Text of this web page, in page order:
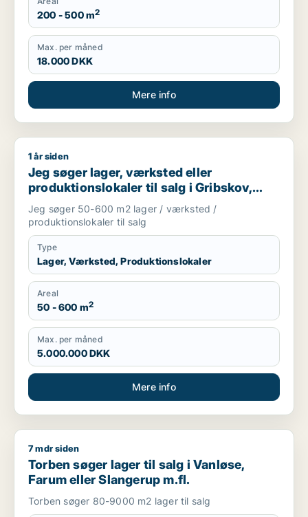
200 - 500 m2
Max. per måned
18.000 DKK
Mere info
Jeg søger lager, værksted eller produktionslokaler til salg i
1 år siden
Jeg søger lager, værksted eller
produktionslokaler til salg i Gribskov,
Hillerød eller Allerød m.fl.
Jeg søger 50-600 m2 lager / værksted /
produktionslokaler til salg
Type
Lager, Værksted, Produktionslokaler
Areal
50 - 600 m2
Max. per måned
5.000.000 DKK
Mere info
Torben søger lager til salg i Vanløse, Farum eller Slangerup
7 mdr siden
Torben søger lager til salg i Vanløse,
Farum eller Slangerup m.fl.
Torben søger 80-9000 m2 lager til salg